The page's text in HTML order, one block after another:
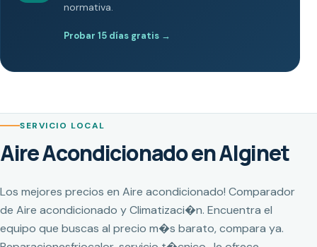
normativa.
Probar 15 días gratis →
SERVICIO LOCAL
Aire Acondicionado en Alginet
Los mejores precios en Aire acondicionado! Comparador
de Aire acondicionado y Climatizaci�n. Encuentra el
equipo que buscas al precio m�s barato, compara ya.